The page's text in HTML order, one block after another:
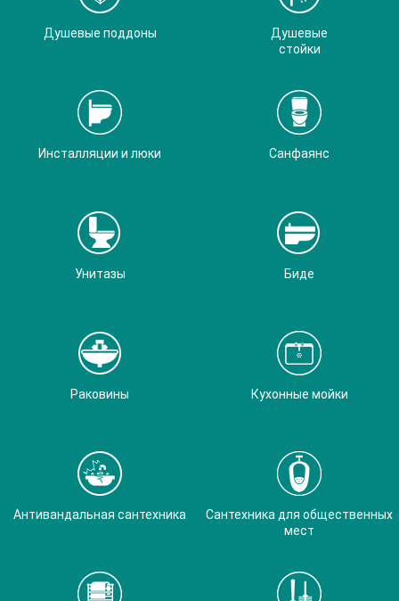
Душевые поддоны
Душевые
стойки
Инсталляции и люки Санфаянс
Унитазы Биде
Раковины Кухонные мойки
Антивандальная сантехника
Сантехника для общественных
мест